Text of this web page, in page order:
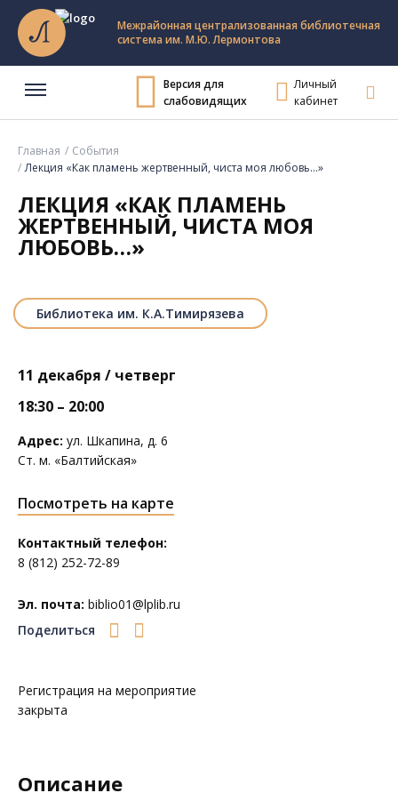
Межрайонная централизованная библиотечная
система им. М.Ю. Лермонтова
Версия для
слабовидящих
Личный
кабинет
Главная
События
Лекция «Как пламень жертвенный, чиста моя любовь…»
ЛЕКЦИЯ «КАК ПЛАМЕНЬ
ЖЕРТВЕННЫЙ, ЧИСТА МОЯ
ЛЮБОВЬ…»
Библиотека им. К.А.Тимирязева
11 декабря / четверг
18:30 – 20:00
Адрес: ул. Шкапина, д. 6
Ст. м. «Балтийская»
Посмотреть на карте
Контактный телефон:
8 (812) 252-72-89
Эл. почта: biblio01@lplib.ru
Поделиться
Регистрация на мероприятие
закрыта
Описание